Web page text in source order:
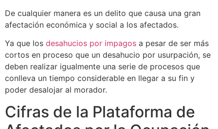
De cualquier manera es un delito que causa una gran
afectación económica y social a los afectados.
Ya que los desahucios por impagos a pesar de ser más
cortos en proceso que un desahucio por usurpación, se
deben realizar igualmente una serie de procesos que
conlleva un tiempo considerable en llegar a su fin y
poder desalojar al morador.
Cifras de la Plataforma de